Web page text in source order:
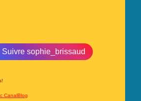
Suivre sophie_brissaud
CanalBlog